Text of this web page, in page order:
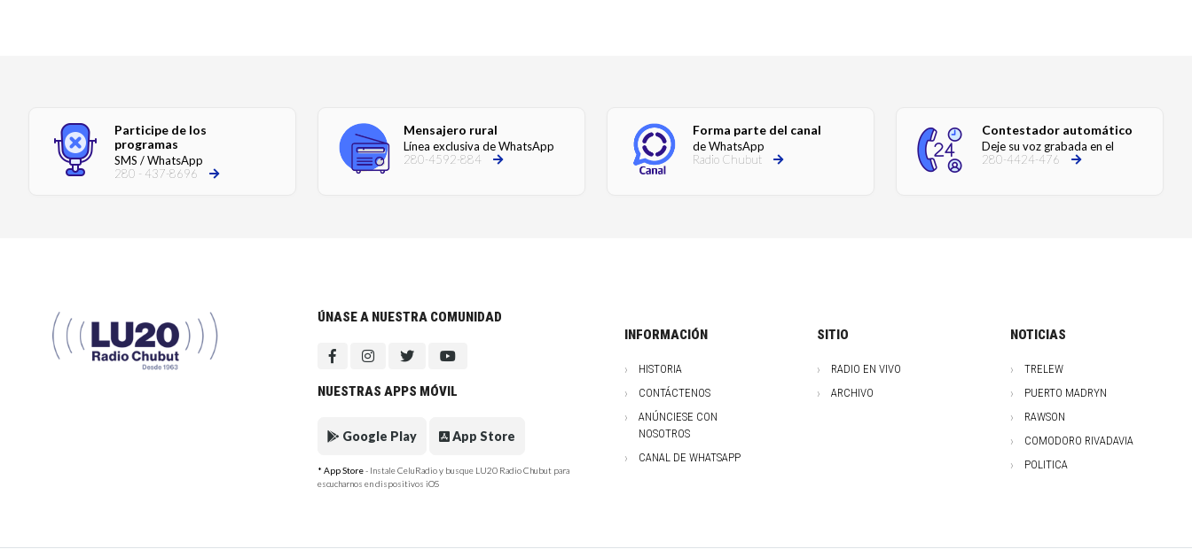
Participe de los
programas
SMS / WhatsApp
280 - 437-8696
Mensajero rural
Línea exclusiva de WhatsApp
280-4592-884
Forma parte del canal
de WhatsApp
Radio Chubut
Contestador automático
Deje su voz grabada en el
280-4424-476
ÚNASE A NUESTRA COMUNIDAD
NUESTRAS APPS MÓVIL
Google Play App Store
* App Store- Instale CeluRadio y busque LU20 Radio Chubut para
escucharnos en dispositivos iOS
INFORMACIÓN
HISTORIA
CONTÁCTENOS
ANÚNCIESE CON
NOSOTROS
CANAL DE WHATSAPP
SITIO
RADIO EN VIVO
ARCHIVO
NOTICIAS
TRELEW
PUERTO MADRYN
RAWSON
COMODORO RIVADAVIA
POLITICA